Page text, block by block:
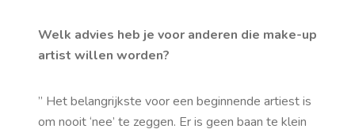
Welk advies heb je voor anderen die make-up
artist willen worden?
” Het belangrijkste voor een beginnende artiest is
om nooit ‘nee’ te zeggen. Er is geen baan te klein